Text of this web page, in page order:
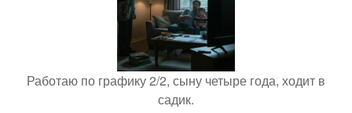
Работаю по графику 2/2, сыну четыре года, ходит в
садик.